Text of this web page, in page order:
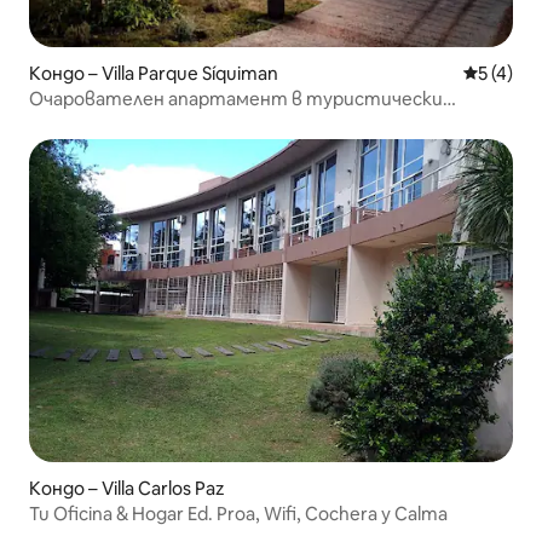
Кондо – Villa Parque Síquiman Средна
5 (4)
Очарователен апартамент в туристически
Кондо – Villa Carlos Paz
Tu Oficina & Hogar Ed. Proa, Wifi, Cochera y Calma